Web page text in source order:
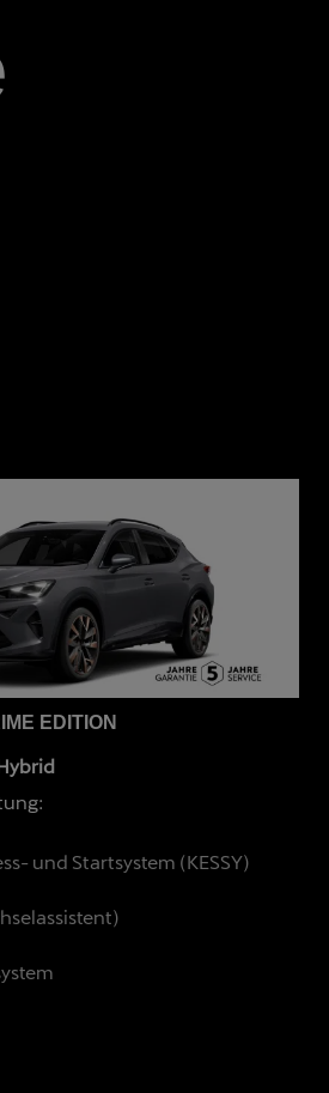
EDITION
und Startsystem (KESSY)